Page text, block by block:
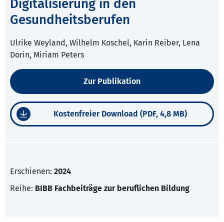
Digitalisierung in den
Gesundheitsberufen
Ulrike Weyland, Wilhelm Koschel, Karin Reiber, Lena
Dorin, Miriam Peters
Zur Publikation
Kostenfreier Download (PDF, 4,8 MB)
Erschienen: 2024
Reihe: BIBB Fachbeiträge zur beruflichen Bildung